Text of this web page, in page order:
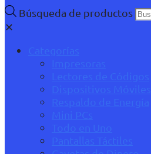
Búsqueda de productos
✕
Categorías
Impresoras
Lectores de Códigos
Dispositivos Móviles
Respaldo de Energía
Mini PCs
Todo en Uno
Pantallas Táctiles